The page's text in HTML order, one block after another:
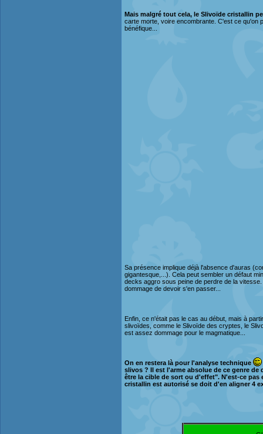
Mais malgré tout cela, le Slivoïde cristallin
carte morte, voire encombrante. C'est ce qu'on
bénéfique...
Sa présence implique déjà l'absence d'auras
gigantesque,...). Cela peut sembler un défaut
decks aggro sous peine de perdre de la
dommage de devoir s'en passer...
Enfin, ce n'était pas le cas au début, mais à
slivoïdes, comme le Slivoïde des cryptes, le
est assez dommage pour le magmatique...
On en restera là pour l'analyse technique
slivos ? Il est l'arme absolue de ce genre
être la cible de sort ou d'effet". N'est-ce
cristallin est autorisé se doit d'en aligner 4